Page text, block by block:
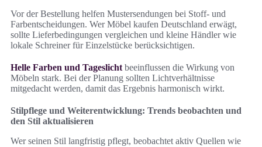
Vor der Bestellung helfen Mustersendungen bei Stoff- und
Farbentscheidungen. Wer Möbel kaufen Deutschland erwägt,
sollte Lieferbedingungen vergleichen und kleine Händler wie
lokale Schreiner für Einzelstücke berücksichtigen.
Helle Farben und Tageslicht beeinflussen die Wirkung von
Möbeln stark. Bei der Planung sollten Lichtverhältnisse
mitgedacht werden, damit das Ergebnis harmonisch wirkt.
Stilpflege und Weiterentwicklung: Trends beobachten und
den Stil aktualisieren
Wer seinen Stil langfristig pflegt, beobachtet aktiv Quellen wie